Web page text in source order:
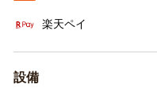
楽天ペイ
設備